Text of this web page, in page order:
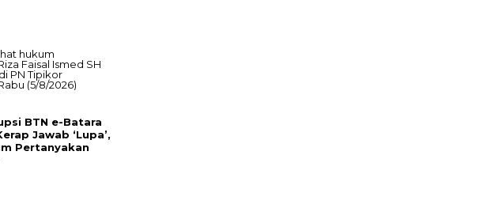
BTN e-Batara
Jawab ‘Lupa’,
Pertanyakan